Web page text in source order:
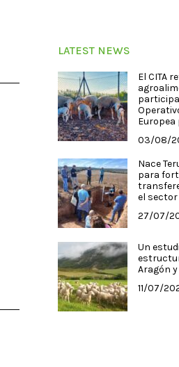
LATEST NEWS
El CITA
03/08/
Nace
para
el
27/07/
Un
Aragón y
11/07/